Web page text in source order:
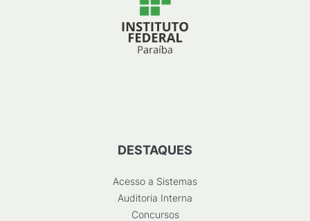
DESTAQUES
Acesso a Sistemas
Auditoria Interna
Concursos